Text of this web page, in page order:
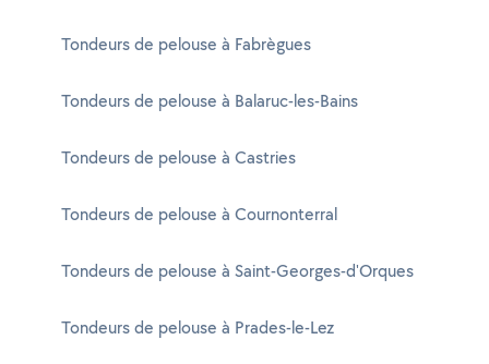
Tondeurs de pelouse à Fabrègues
Tondeurs de pelouse à Balaruc-les-Bains
Tondeurs de pelouse à Castries
Tondeurs de pelouse à Cournonterral
Tondeurs de pelouse à Saint-Georges-d'Orques
Tondeurs de pelouse à Prades-le-Lez